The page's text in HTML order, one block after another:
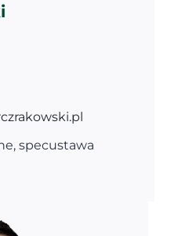
specustawa